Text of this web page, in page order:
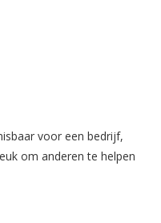
voor een bedrijf,
om anderen te helpen